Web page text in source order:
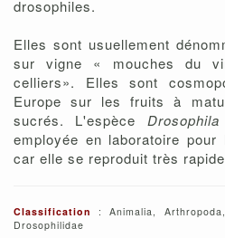
drosophiles.
Elles sont usuellement
sur vigne « mouches du
celliers». Elles sont
Europe sur les fruits à
sucrés. L'espèce
employée en laboratoire
car elle se reproduit très
Classification
: Animalia,
Drosophilidae